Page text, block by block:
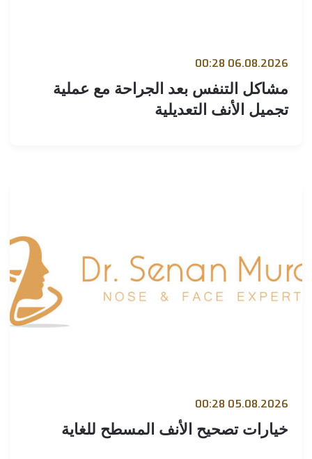
06.08.2026
التنفس بعد الجراحة مع عملية
الأنف التعديلية
05.08.2026
تصحيح الأنف المسطح للغاية